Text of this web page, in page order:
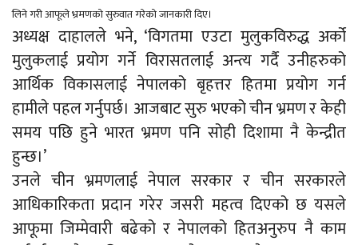
लिने गरी आफूले भ्रमणको सुरुवात गरेको जानकारी दिए।
अध्यक्ष दाहालले भने, ‘विगतमा एउटा मुलुकविरुद्ध अर्को
मुलुकलाई प्रयोग गर्ने विरासतलाई अन्त्य गर्दै उनीहरुको
आर्थिक विकासलाई नेपालको बृहत्तर हितमा प्रयोग गर्न
हामीले पहल गर्नुपर्छ। आजबाट सुरु भएको चीन भ्रमण र केही
समय पछि हुने भारत भ्रमण पनि सोही दिशामा नै केन्द्रीत
हुन्छ।’
उनले चीन भ्रमणलाई नेपाल सरकार र चीन सरकारले
आधिकारिकता प्रदान गरेर जसरी महत्व दिएको छ यसले
आफूमा जिम्मेवारी बढेको र नेपालको हितअनुरुप नै काम